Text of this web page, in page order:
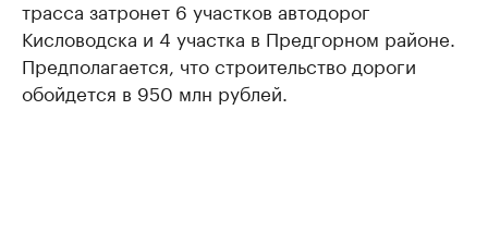
трасса затронет 6 участков автодорог
Кисловодска и 4 участка в Предгорном районе.
Предполагается, что строительство дороги
обойдется в 950 млн рублей.